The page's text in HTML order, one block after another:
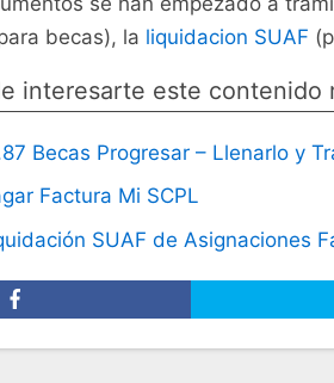
becas), la liquidacion SUAF
interesarte este contenido
Becas Progresar – Llenarlo y
Factura Mi SCPL
SUAF de Asignaciones